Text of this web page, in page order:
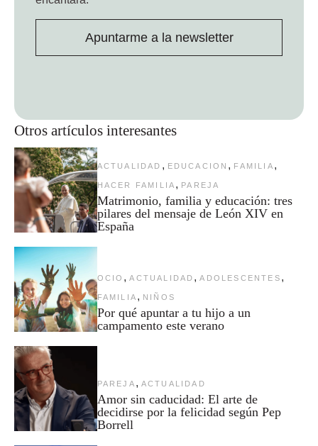
Otros artículos interesantes
ACTUALIDAD , EDUCACION , FAMILIA ,
HACER FAMILIA , PAREJA
Matrimonio, familia y educación: tres
pilares del mensaje de León XIV en
España
OCIO , ACTUALIDAD , ADOLESCENTES ,
FAMILIA , NIÑOS
Por qué apuntar a tu hijo a un
campamento este verano
PAREJA , ACTUALIDAD
Amor sin caducidad: El arte de
decidirse por la felicidad según Pep
Borrell
Apuntarme a la newsletter